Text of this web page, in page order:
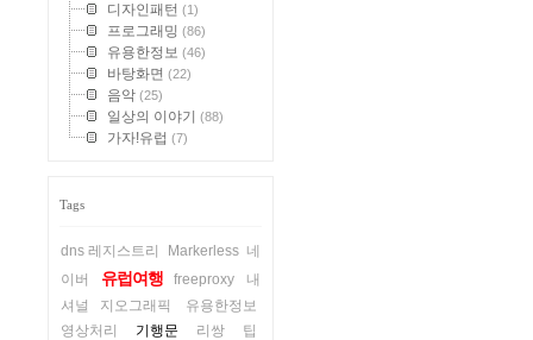
디자인패턴 (1)
프로그래밍 (86)
유용한정보 (46)
바탕화면 (22)
음악 (25)
일상의 이야기 (88)
가자!유럽 (7)
Tags
dns 레지스트리 Markerless 네
이버
유럽여행 freeproxy
내
셔널 지오그래픽
유용한정보
영상처리
기행문 리쌍
팁